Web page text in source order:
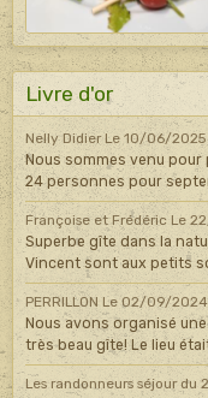
Livre d'or
Nelly Didier Le 10/06/2025
Nous sommes venu
24 personnes pour
Françoise et Frédéric Le
Superbe gîte dans la
Vincent sont aux petits
PERRILLON Le 02/09/2024
Nous avons organisé
très beau gîte! Le lieu
Les randonneurs séjour du